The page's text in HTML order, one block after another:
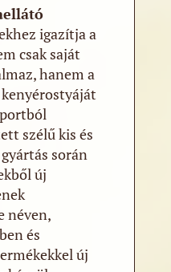
igazítja a
csak saját
hanem a
szélű kis és
során
új
néven,
és
új